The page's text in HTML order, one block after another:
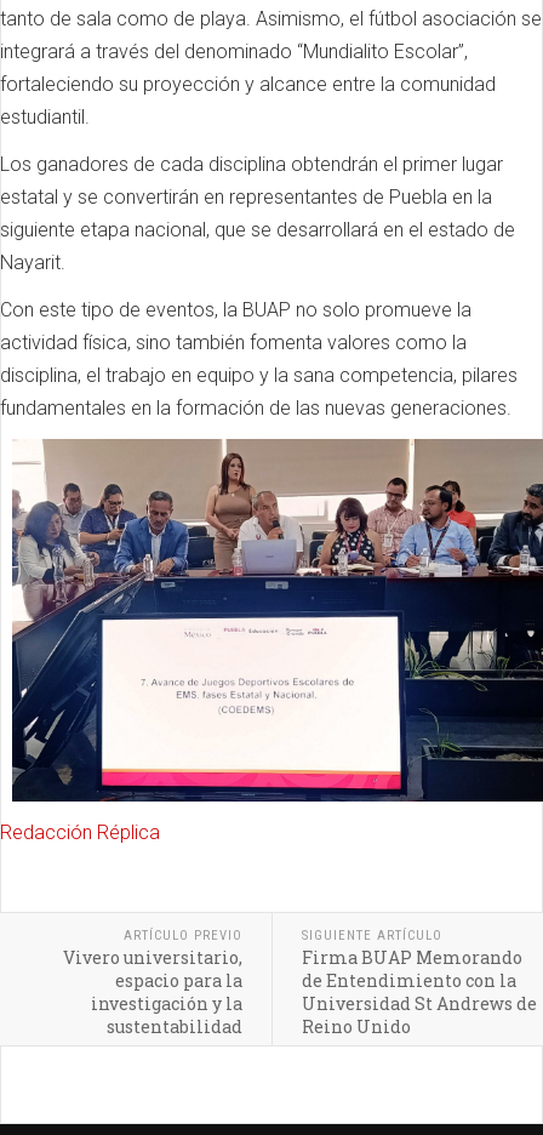
tanto de sala como de playa. Asimismo, el fútbol asociación se
integrará a través del denominado “Mundialito Escolar”,
fortaleciendo su proyección y alcance entre la comunidad
estudiantil.
Los ganadores de cada disciplina obtendrán el primer lugar
estatal y se convertirán en representantes de Puebla en la
siguiente etapa nacional, que se desarrollará en el estado de
Nayarit.
Con este tipo de eventos, la BUAP no solo promueve la
actividad física, sino también fomenta valores como la
disciplina, el trabajo en equipo y la sana competencia, pilares
fundamentales en la formación de las nuevas generaciones.
Redacción Réplica
ARTÍCULO PREVIO
Vivero universitario,
espacio para la
investigación y la
sustentabilidad
SIGUIENTE ARTÍCULO
Firma BUAP Memorando
de Entendimiento con la
Universidad St Andrews de
Reino Unido